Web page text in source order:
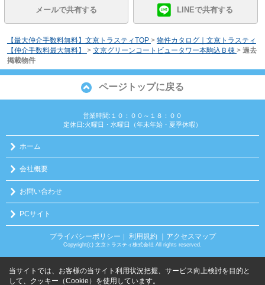
メールで共有する LINEで共有する
【最大仲介手数料無料】文京トラスティTOP > 物件カタログ｜文京トラスティ
【仲介手数料最大無料】
> 文京グリーンコートビュータワー本駒込Ｂ棟 > 過去
掲載物件
ページトップに戻る
営業時間:１０：００～１８：００
定休日:火曜日・水曜日（年末年始・夏季休暇）
ホーム
会社概要
お問い合わせ
PCサイト
プライバシーポリシー ｜ 利用規約 ｜アクセスマップ
Copyright(c) 文京トラスティ株式会社 All rights reserved.
当サイトでは、お客様の当サイト利用状況把握、サービス向上検討を目的と
して、クッキー（Cookie）を使用しています。